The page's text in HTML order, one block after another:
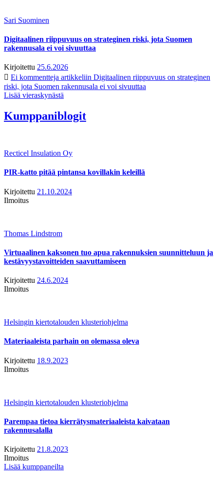
Sari Suominen
Digitaalinen riippuvuus on strateginen riski, jota Suomen
rakennusala ei voi sivuuttaa
Kirjoitettu 25.6.2026
Ei kommentteja artikkeliin Digitaalinen riippuvuus on strateginen
riski, jota Suomen rakennusala ei voi sivuuttaa
Lisää vieraskynästä
Kumppaniblogit
Recticel Insulation Oy
PIR-katto pitää pintansa kovillakin keleillä
Kirjoitettu 21.10.2024
Ilmoitus
Thomas Lindstrom
Virtuaalinen kaksonen tuo apua rakennuksien suunnitteluun ja
kestävyystavoitteiden saavuttamiseen
Kirjoitettu 24.6.2024
Ilmoitus
Helsingin kiertotalouden klusteriohjelma
Materiaaleista parhain on olemassa oleva
Kirjoitettu 18.9.2023
Ilmoitus
Helsingin kiertotalouden klusteriohjelma
Parempaa tietoa kierrätysmateriaaleista kaivataan
rakennusalalla
Kirjoitettu 21.8.2023
Ilmoitus
Lisää kumppaneilta